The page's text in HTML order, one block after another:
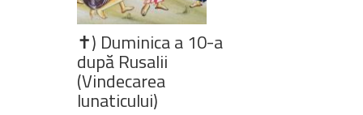
✝) Duminica a 10-a
după Rusalii
(Vindecarea
lunaticului)